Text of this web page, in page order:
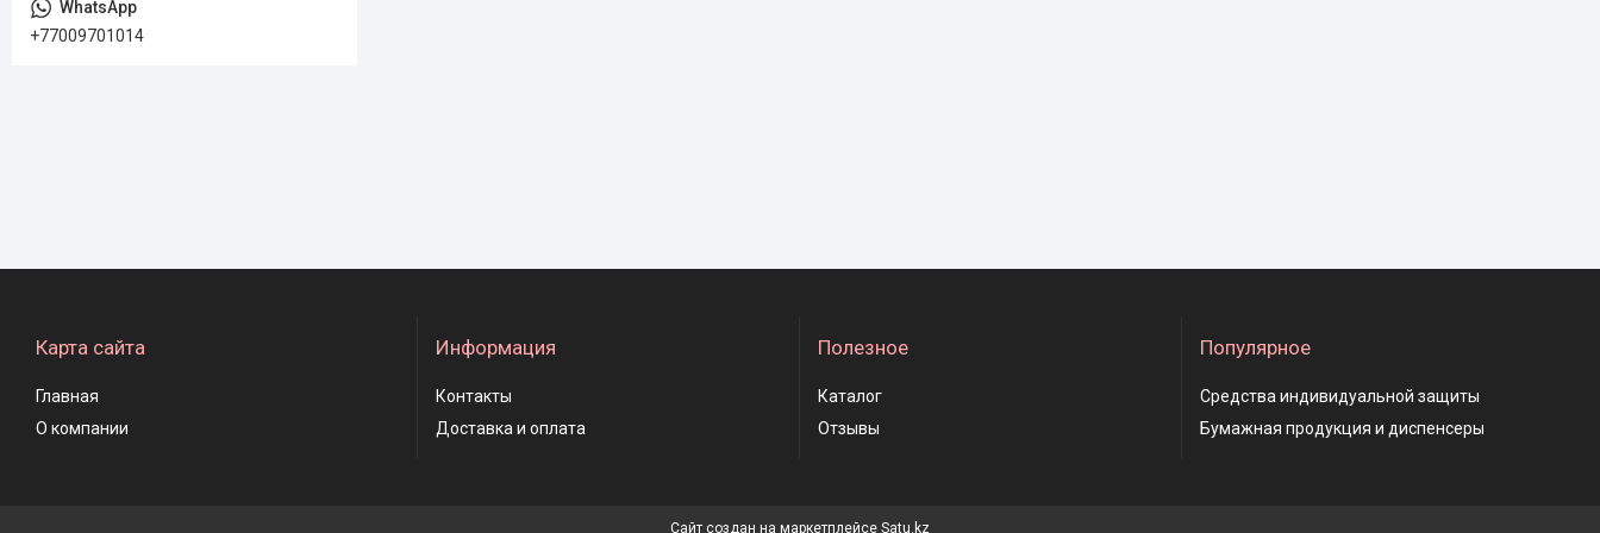
+77009701014
Карта сайта
Главная
О компании
Информация
Контакты
Доставка и оплата
Полезное
Каталог
Отзывы
Популярное
Средства индивидуальной защиты
Бумажная продукция и диспенсеры
Сайт создан на маркетплейсе Satu.kz